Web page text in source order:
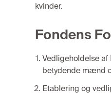
kvinder.
Fondens
Vedligeholdelse
betydende mænd
Etablering og